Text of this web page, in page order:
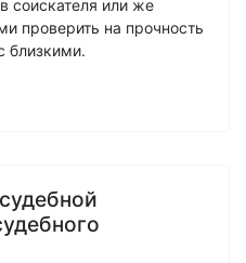
соискателя или же
проверить на прочность
близкими.